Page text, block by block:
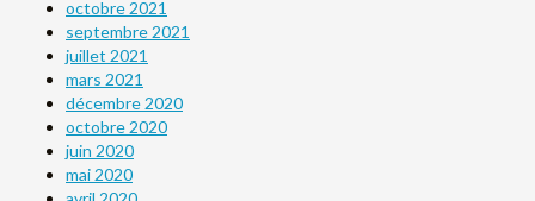
octobre 2021
septembre 2021
juillet 2021
mars 2021
décembre 2020
octobre 2020
juin 2020
mai 2020